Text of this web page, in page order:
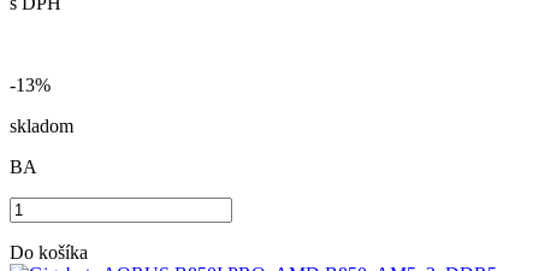
-13%
skladom
BA
Do košíka